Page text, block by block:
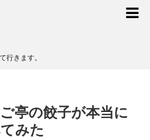
行きます。
亭の餃子が本当に
みた